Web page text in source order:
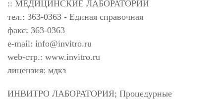
:: МЕДИЦИНСКИЕ ЛАБОРАТОРИИ
тел.: 363-0363 - Единая справочная
факс: 363-0363
e-mail: info@invitro.ru
web-стр.: www.invitro.ru
лицензия: мдкз
ИНВИТРО ЛАБОРАТОРИЯ; Процедурные